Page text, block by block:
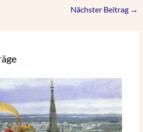
Nächster Beitrag →